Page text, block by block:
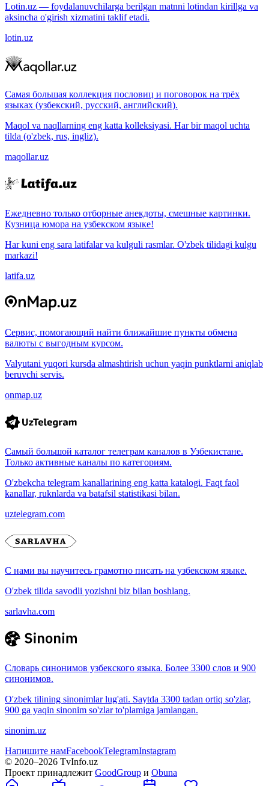
Lotin.uz — foydalanuvchilarga berilgan matnni lotindan kirillga va
aksincha o'girish xizmatini taklif etadi.
lotin.uz
Самая большая коллекция пословиц и поговорок на трёх
языках (узбекский, русский, английский).
Maqol va naqllarning eng katta kolleksiyasi. Har bir maqol uchta
tilda (o'zbek, rus, ingliz).
maqollar.uz
Ежедневно только отборные анекдоты, смешные картинки.
Кузница юмора на узбекском языке!
Har kuni eng sara latifalar va kulguli rasmlar. O'zbek tilidagi kulgu
markazi!
latifa.uz
Сервис, помогающий найти ближайшие пункты обмена
валюты с выгодным курсом.
Valyutani yuqori kursda almashtirish uchun yaqin punktlarni aniqlab
beruvchi servis.
onmap.uz
Самый большой каталог телеграм каналов в Узбекистане.
Только активные каналы по категориям.
O'zbekcha telegram kanallarining eng katta katalogi. Faqt faol
kanallar, ruknlarda va batafsil statistikasi bilan.
uztelegram.com
С нами вы научитесь грамотно писать на узбекском языке.
O'zbek tilida savodli yozishni biz bilan boshlang.
sarlavha.com
Словарь синонимов узбекского языка. Более 3300 слов и 900
синонимов.
O'zbek tilining sinonimlar lug'ati. Saytda 3300 tadan ortiq so'zlar,
900 ga yaqin sinonim so'zlar to'plamiga jamlangan.
sinonim.uz
Напишите намFacebookTelegramInstagram
© 2020–2026 TvInfo.uz
Проект принадлежит GoodGroup и Obuna